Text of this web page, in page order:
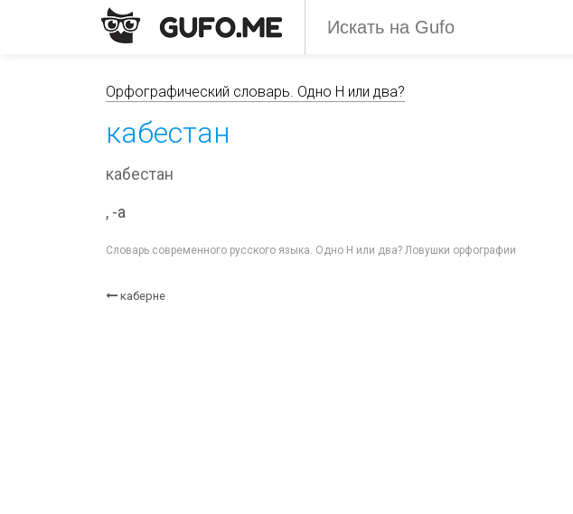
Орфографический словарь. Одно Н или два?
кабестан
кабестан
, -а
Словарь современного русского языка. Одно Н или два? Ловушки орфографии
каберне